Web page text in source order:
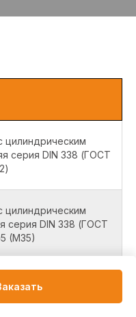
цилиндрическим
серия DIN 338 (ГОСТ
цилиндрическим
серия DIN 338 (ГОСТ
(M35)
серия DIN 338 (ГОСТ
(M42)